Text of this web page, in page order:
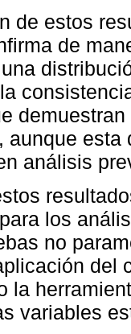
de estos
de
aunque
análisis
los
no
del
la
variables